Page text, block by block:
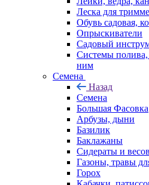
Леска для
Обувь садовая,
Опрыскиватели
Садовый
Системы
ним
Семена
Назад
Семена
Большая Фасовка
Арбузы, дыни
Базилик
Баклажаны
Сидераты и
Газоны, травы
Горох